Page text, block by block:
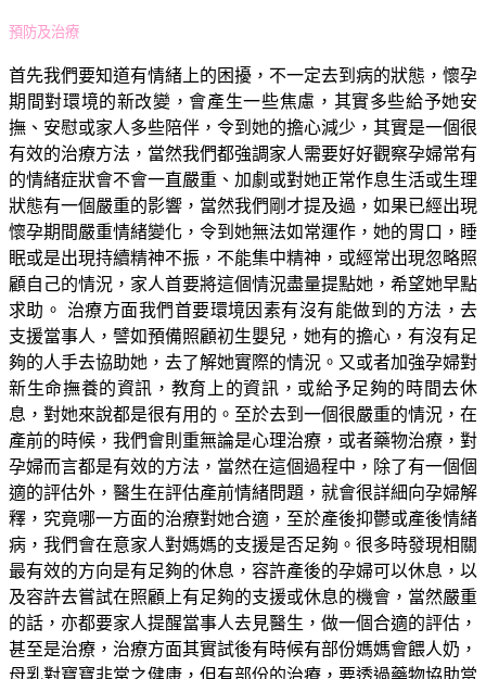
預防及治療
首先我們要知道有情緒上的困擾，不一定去到病的狀態，懷孕
期間對環境的新改變，會產生一些焦慮，其實多些給予她安
撫、安慰或家人多些陪伴，令到她的擔心減少，其實是一個很
有效的治療方法，當然我們都強調家人需要好好觀察孕婦常有
的情緒症狀會不會一直嚴重、加劇或對她正常作息生活或生理
狀態有一個嚴重的影響，當然我們剛才提及過，如果已經出現
懷孕期間嚴重情緒變化，令到她無法如常運作，她的胃口，睡
眠或是出現持續精神不振，不能集中精神，或經常出現忽略照
顧自己的情況，家人首要將這個情況盡量提點她，希望她早點
求助。 治療方面我們首要環境因素有沒有能做到的方法，去
支援當事人，譬如預備照顧初生嬰兒，她有的擔心，有沒有足
夠的人手去協助她，去了解她實際的情況。又或者加強孕婦對
新生命撫養的資訊，教育上的資訊，或給予足夠的時間去休
息，對她來說都是很有用的。至於去到一個很嚴重的情況，在
產前的時候，我們會則重無論是心理治療，或者藥物治療，對
孕婦而言都是有效的方法，當然在這個過程中，除了有一個個
適的評估外，醫生在評估產前情緒問題，就會很詳細向孕婦解
釋，究竟哪一方面的治療對她合適，至於產後抑鬱或產後情緒
病，我們會在意家人對媽媽的支援是否足夠。很多時發現相關
最有效的方向是有足夠的休息，容許產後的孕婦可以休息，以
及容許去嘗試在照顧上有足夠的支援或休息的機會，當然嚴重
的話，亦都要家人提醒當事人去見醫生，做一個合適的評估，
甚至是治療，治療方面其實試後有時候有部份媽媽會餵人奶，
母乳對寶寶非常之健康，但有部份的治療，要透過藥物協助當